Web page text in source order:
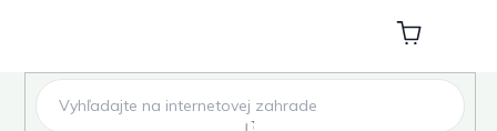
Nákupní
košík